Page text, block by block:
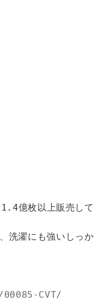
億枚以上販売して
洗濯にも強いしっか
CVT/